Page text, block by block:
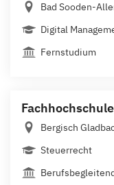
Bad Sooden-
Digital
Fernstudium
Bergisch
Steuerrecht